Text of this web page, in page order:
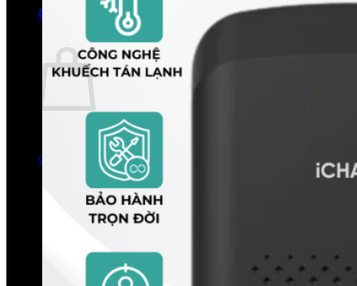
0
Giỏ hàng
Chưa có sản phẩm trong giỏ hàng.
Quay trở lại cửa hàng